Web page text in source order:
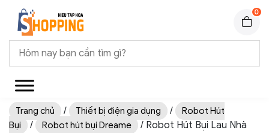
0
Trang chủ / Thiết bị điện gia dụng /
Robot Hút
Bụi
/ Robot hút bụi Dreame
/ Robot Hút Bụi Lau Nhà